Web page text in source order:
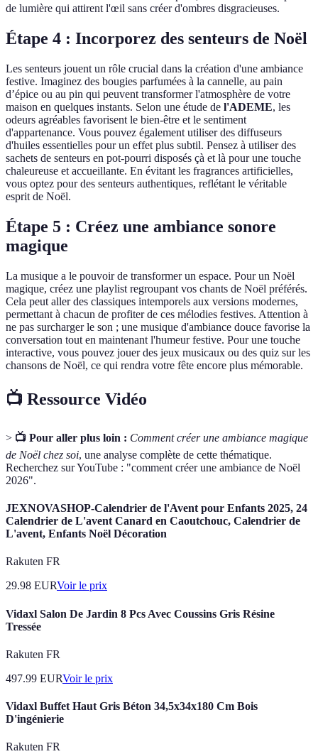
de lumière qui attirent l'œil sans créer d'ombres disgracieuses.
Étape 4 : Incorporez des senteurs de Noël
Les senteurs jouent un rôle crucial dans la création d'une ambiance
festive. Imaginez des bougies parfumées à la cannelle, au pain
d’épice ou au pin qui peuvent transformer l'atmosphère de votre
maison en quelques instants. Selon une étude de l'ADEME, les
odeurs agréables favorisent le bien-être et le sentiment
d'appartenance. Vous pouvez également utiliser des diffuseurs
d'huiles essentielles pour un effet plus subtil. Pensez à utiliser des
sachets de senteurs en pot-pourri disposés çà et là pour une touche
chaleureuse et accueillante. En évitant les fragrances artificielles,
vous optez pour des senteurs authentiques, reflétant le véritable
esprit de Noël.
Étape 5 : Créez une ambiance sonore
magique
La musique a le pouvoir de transformer un espace. Pour un Noël
magique, créez une playlist regroupant vos chants de Noël préférés.
Cela peut aller des classiques intemporels aux versions modernes,
permettant à chacun de profiter de ces mélodies festives. Attention à
ne pas surcharger le son ; une musique d'ambiance douce favorise la
conversation tout en maintenant l'humeur festive. Pour une touche
interactive, vous pouvez jouer des jeux musicaux ou des quiz sur les
chansons de Noël, ce qui rendra votre fête encore plus mémorable.
📺 Ressource Vidéo
> 📺 Pour aller plus loin : Comment créer une ambiance magique
de Noël chez soi, une analyse complète de cette thématique.
Recherchez sur YouTube : "comment créer une ambiance de Noël
2026".
JEXNOVASHOP-Calendrier de l'Avent pour Enfants 2025, 24
Calendrier de L'avent Canard en Caoutchouc, Calendrier de
L'avent, Enfants Noël Décoration
Rakuten FR
29.98 EURVoir le prix
Vidaxl Salon De Jardin 8 Pcs Avec Coussins Gris Résine
Tressée
Rakuten FR
497.99 EURVoir le prix
Vidaxl Buffet Haut Gris Béton 34,5x34x180 Cm Bois
D'ingénierie
Rakuten FR